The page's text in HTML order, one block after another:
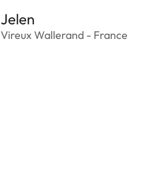
Jelen
Vireux Wallerand - France